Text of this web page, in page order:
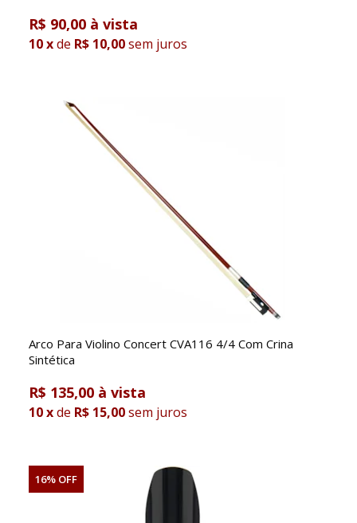
R$ 90,00
10xde R$ 10,00sem juros
Arco Para Violino Concert CVA116 4/4 Com Crina
Sintética
R$ 135,00
10xde R$ 15,00sem juros
16% OFF